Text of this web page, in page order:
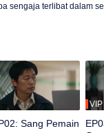
sengaja terlibat dalam
Sang Pemain
VIP